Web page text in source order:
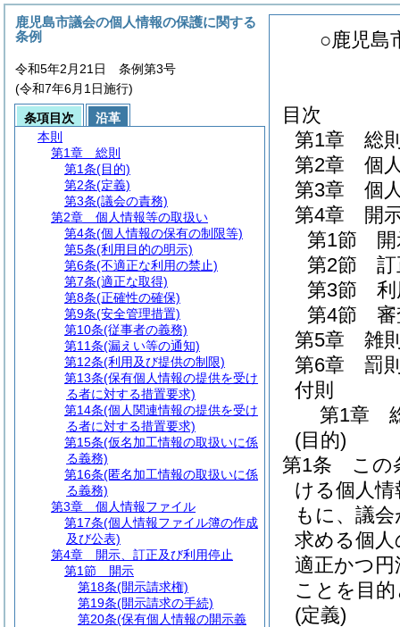
○鹿児島
目次
第1章
総
第2章
個
第3章
個
第4章
開
第1節
第2節
第3節
第4節
第5章
雑
第6章
罰
付則
第1章
(目的)
第1条
この
ける個人
もに、議
求める個
適正かつ
ことを目
(定義)
鹿児島市議会の個人情報の保護に関する
条例
令和5年2月21日 条例第3号
(令和7年6月1日施行)
条項目次
沿革
本則
第1章
総則
第1条(目的)
第2条(定義)
第3条(議会の責務)
第2章
個人情報等の取扱い
第4条(個人情報の保有の制限等)
第5条(利用目的の明示)
第6条(不適正な利用の禁止)
第7条(適正な取得)
第8条(正確性の確保)
第9条(安全管理措置)
第10条(従事者の義務)
第11条(漏えい等の通知)
第12条(利用及び提供の制限)
第13条(保有個人情報の提供を受け
る者に対する措置要求)
第14条(個人関連情報の提供を受け
る者に対する措置要求)
第15条(仮名加工情報の取扱いに係
る義務)
第16条(匿名加工情報の取扱いに係
る義務)
第3章
個人情報ファイル
第17条(個人情報ファイル簿の作成
及び公表)
第4章
開示、訂正及び利用停止
第1節
開示
第18条(開示請求権)
第19条(開示請求の手続)
第20条(保有個人情報の開示義